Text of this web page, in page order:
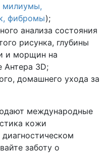
милиумы,
фибромы);
анализа состояния
рисунка, глубины
и морщин на
Антера 3D;
домашнего ухода за
международные
кожи
заботу о